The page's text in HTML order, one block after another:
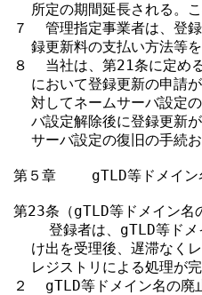
所定の期間延長される。
７  管理指定事業者は、登
録更新料の支払い方法等を
８  当社は、第21条に定め
において登録更新の申請
対してネームサーバ設定
バ設定解除後に登録更新
サーバ設定の復旧の手続
第５章    gTLD等ドメイン
第23条（gTLD等ドメイン名
登録者は、gTLD等ドメ
け出を受理後、遅滞なく
レジストリによる処理が
２  gTLD等ドメイン名の廃